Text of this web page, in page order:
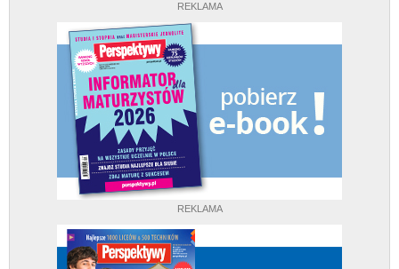
REKLAMA
REKLAMA